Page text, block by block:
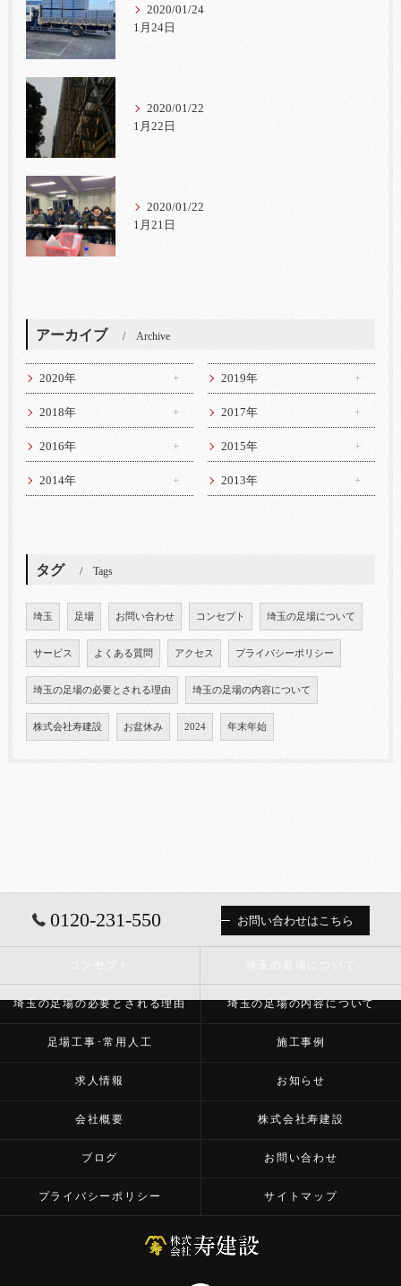
2020/01/24
1月24日
2020/01/22
1月22日
2020/01/22
1月21日
アーカイブ Archive
2020年 2019年
2018年 2017年
2016年 2015年
2014年 2013年
タグ Tags
埼玉 足場 お問い合わせ コンセプト 埼玉の足場について
サービス よくある質問 アクセス プライバシーポリシー
埼玉の足場の必要とされる理由 埼玉の足場の内容について
株式会社寿建設 お盆休み 2024 年末年始
0120-231-550 お問い合わせはこちら
埼玉の足場の必要とされる理由 埼玉の足場の内容について
足場工事･常用人工 施工事例
求人情報 お知らせ
会社概要 株式会社寿建設
ブログ お問い合わせ
プライバシーポリシー サイトマップ